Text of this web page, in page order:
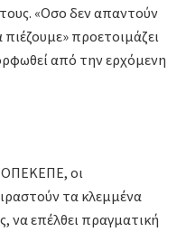
«Οσο δεν απαντούν
προετοιμάζει
από την ερχόμενη
ΟΠΕΚΕΠΕ, οι
τα κλεμμένα
να επέλθει πραγματική